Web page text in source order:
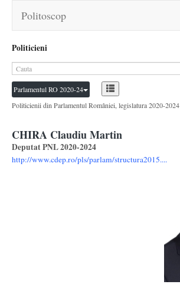
Politoscop
Politicieni
Parlamentul RO 2020-24
Politicienii din Parlamentul României, legislatura 2020-2024
CHIRA Claudiu Martin
Deputat PNL 2020-2024
http://www.cdep.ro/pls/parlam/structura2015....